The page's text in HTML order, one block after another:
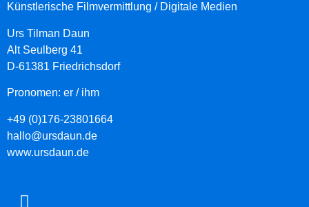
Künstlerische Filmvermittlung / Digitale Medien
Urs Tilman Daun
Alt Seulberg 41
D-61381 Friedrichsdorf
Pronomen: er / ihm
+49 (0)176-23801664
hallo@ursdaun.de
www.ursdaun.de